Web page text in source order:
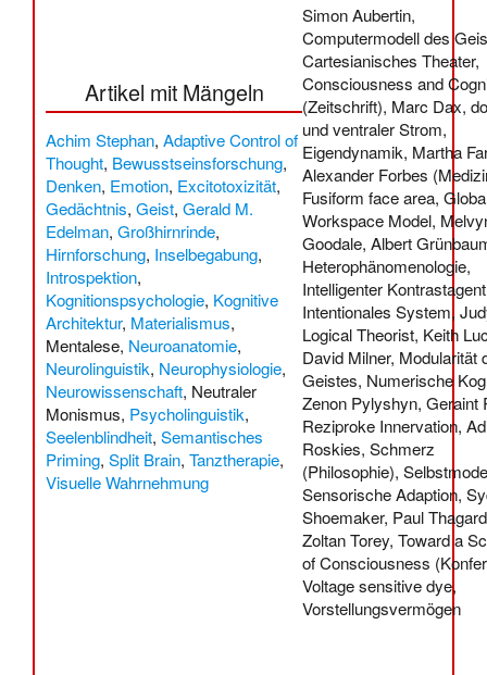
Artikel mit Mängeln
Achim Stephan,Adaptive Control of
Thought, Bewusstseinsforschung,
Denken, Emotion, Excitotoxizität,
Gedächtnis,Geist,Gerald M.
Edelman,Großhirnrinde,
Hirnforschung, Inselbegabung,
Introspektion,
Kognitionspsychologie, Kognitive
Architektur, Materialismus,
Mentalese, Neuroanatomie,
Neurolinguistik, Neurophysiologie,
Neurowissenschaft, Neutraler
Monismus, Psycholinguistik,
Seelenblindheit,Semantisches
Priming,Split Brain,Tanztherapie,
Visuelle Wahrnehmung
Simon Aubertin,
Computermodell des
Cartesianisches Theater,
Consciousness and
(Zeitschrift),‎ Marc Dax,
und ventraler Strom,
Eigendynamik, Martha
Alexander Forbes
Fusiform face area,
Workspace Model,
Goodale,Albert
Heterophänomenologie,
Intelligenter Kontrastagent
Intentionales System,
Logical Theorist, Keith
David Milner, Modularität
Geistes, Numerische
Zenon Pylyshyn,Geraint
Reziproke Innervation,
Roskies,Schmerz
(Philosophie),
Sensorische Adaption,
Shoemaker, Paul Thagard
Zoltan Torey,Toward a
of Consciousness
Voltage sensitive dye,
Vorstellungsvermögen